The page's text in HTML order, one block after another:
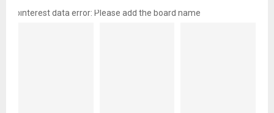
pinterest data error: Please add the board name